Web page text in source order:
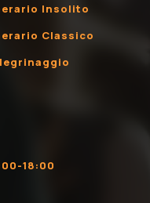
Insolito
Classico
18:00